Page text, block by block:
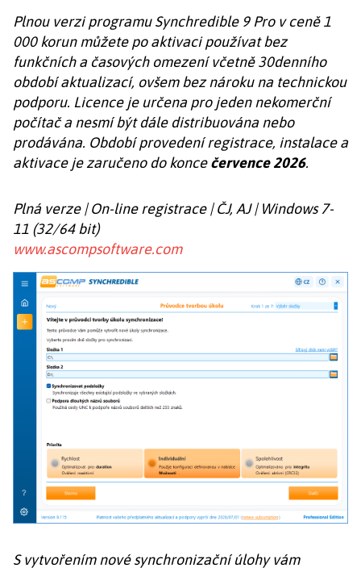
Plnou verzi programu Synchredible 9 Pro v ceně 1
000 korun můžete po aktivaci používat bez
funkčních a časových omezení včetně 30denního
období aktualizací, ovšem bez nároku na technickou
podporu. Licence je určena pro jeden nekomerční
počítač a nesmí být dále distribuována nebo
prodávána. Období provedení registrace, instalace a
aktivace je zaručeno do koncečervence 2026.
Plná verze | On-line registrace | ČJ, AJ | Windows 7-
11 (32/64 bit)
www.ascompsoftware.com
S vytvořením nové synchronizační úlohy vám